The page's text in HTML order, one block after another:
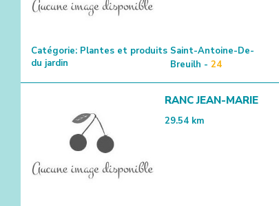
Catégorie: Plantes et produits
du jardin
Saint-Antoine-De-
Breuilh - 24
RANC JEAN-MARIE
29.54 km